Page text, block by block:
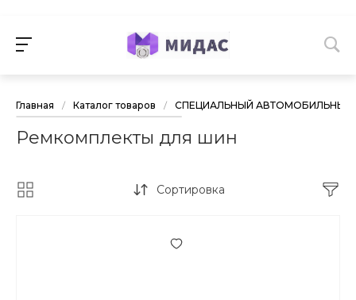
Главная / Каталог товаров / СПЕЦИАЛЬНЫЙ АВТОМОБИЛЬНЫЙ
Ремкомплекты для шин
Сортировка